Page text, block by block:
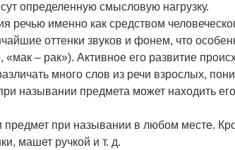
определенную смысловую нагрузку.
речью именно как средством
оттенки звуков и фонем, что
– рак»). Активное его развитие
много слов из речи взрослых,
назывании предмета может находить его
предмет при назывании в любом месте.
машет ручкой и т. д.